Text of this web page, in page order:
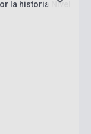
la historia Nivel